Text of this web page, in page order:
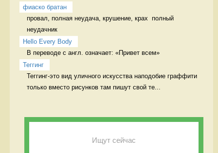
фиаско братан
провал, полная неудача, крушение, крах  полный
неудачник
Hello Every Body
В переводе с англ. означает: «Привет всем»
Теггинг
Теггинг-это вид уличного искусства наподобие граффити
только вместо рисунков там пишут свой те...
Ищут сейчас